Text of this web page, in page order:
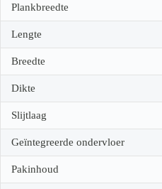
Plankbreedte
Lengte
Breedte
Dikte
Slijtlaag
Geïntegreerde ondervloer
Pakinhoud